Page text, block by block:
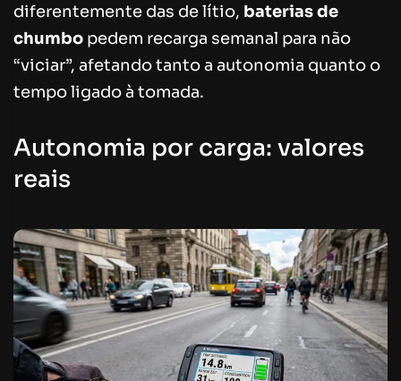
diferentemente das de lítio, baterias de
chumbo pedem recarga semanal para não
“viciar”, afetando tanto a autonomia quanto o
tempo ligado à tomada.
Autonomia por carga: valores
reais